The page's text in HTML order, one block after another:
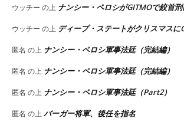
ウッチー の上 ナンシー・ペロシがGITMOで絞首
ウッチー の上 ディープ・ステートがクリスマスに
匿名 の上 ナンシー・ペロシ軍事法廷（完結編）
匿名 の上 ナンシー・ペロシ軍事法廷（完結編）
匿名 の上 ナンシー・ペロシ軍事法廷（Part2）
匿名 の上 バーガー将軍、後任を指名